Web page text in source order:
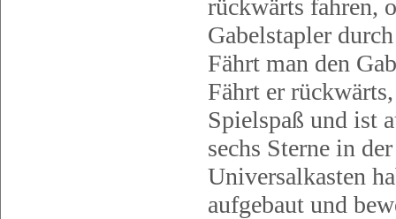
rückwärts fahren,
Gabelstapler
Fährt man den
Fährt er
Spielspaß und ist
sechs Sterne in
Universalkasten
aufgebaut und